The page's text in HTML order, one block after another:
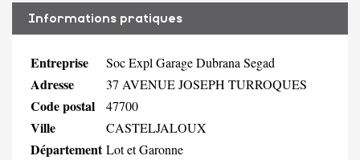
Informations pratiques
Entreprise Soc Expl Garage Dubrana Segad
Adresse 37 AVENUE JOSEPH TURROQUES
Code postal 47700
Ville CASTELJALOUX
Département Lot et Garonne